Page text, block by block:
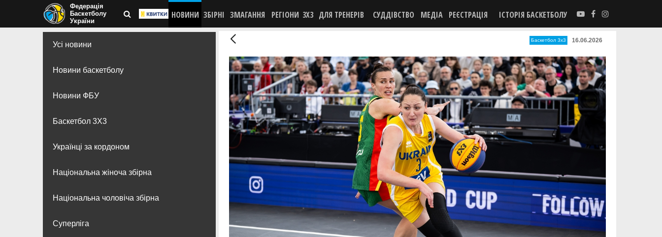
Федерація
Баскетболу
України
НОВИНИ ЗБІРНІ ЗМАГАННЯ РЕГІОНИ 3X3 ДЛЯ ТРЕНЕРІВ СУДДІВСТВО МЕДІА РЕЄСТРАЦІЯ ІСТОРІЯ БАСКЕТБОЛУ
Усі новини
Новини баскетболу
Новини ФБУ
Баскетбол 3Х3
Українці за кордоном
Національна жіноча збірна
Національна чоловіча збірна
Суперліга
Баскетбол 3х3 16.06.2026